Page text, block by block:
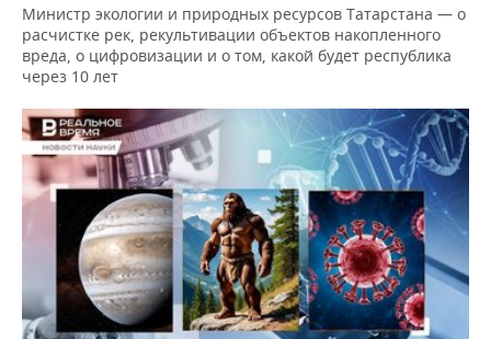
Министр экологии и природных ресурсов Татарстана — о
расчистке рек, рекультивации объектов накопленного
вреда, о цифровизации и о том, какой будет республика
через 10 лет